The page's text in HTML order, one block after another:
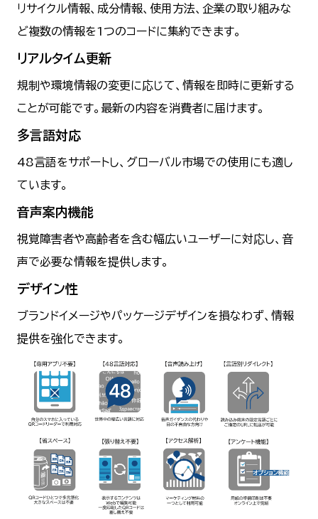
リサイクル情報、成分情報、使用方法、企業の取り組みな
ど複数の情報を1つのコードに集約できます。
リアルタイム更新
規制や環境情報の変更に応じて、情報を即時に更新する
ことが可能です。最新の内容を消費者に届けます。
多言語対応
48言語をサポートし、グローバル市場での使用にも適し
ています。
音声案内機能
視覚障害者や高齢者を含む幅広いユーザーに対応し、音
声で必要な情報を提供します。
デザイン性
ブランドイメージやパッケージデザインを損なわず、情報
提供を強化できます。